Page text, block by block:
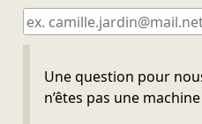
Une question pour
n’êtes pas une machine
Ne pas remplir